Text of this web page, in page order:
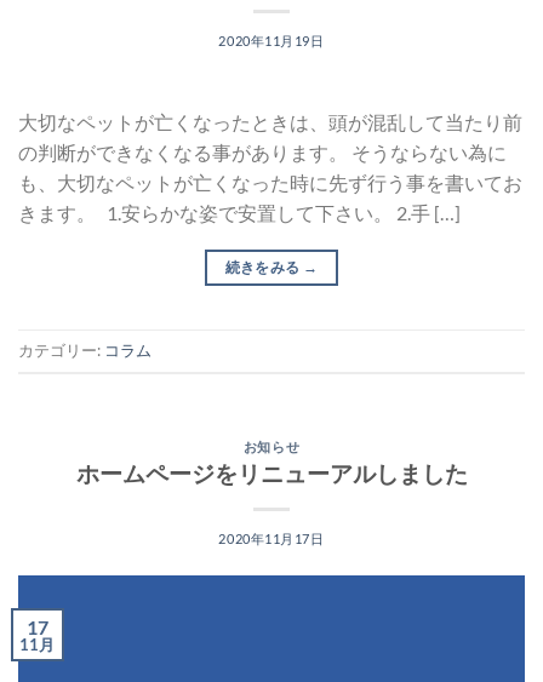
2020年11月19日
大切なペットが亡くなったときは、頭が混乱して当たり前
の判断ができなくなる事があります。 そうならない為に
も、大切なペットが亡くなった時に先ず行う事を書いてお
きます。 1.安らかな姿で安置して下さい。 2.手 […]
続きをみる →
カテゴリー: コラム
お知らせ
ホームページをリニューアルしました
2020年11月17日
17
11月